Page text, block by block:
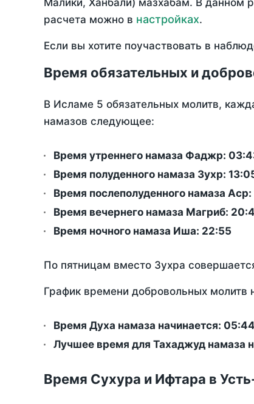
Малики, Ханбали) мазхабам. В данном
расчета можно в настройках.
Если вы хотите поучаствовать в
Время обязательных и
В Исламе 5 обязательных молитв,
намазов следующее:
Время утреннего намаза Фаджр:
Время полуденного намаза Зухр:
Время послеполуденного намаза Аср:
Время вечернего намаза Магриб:
Время ночного намаза Иша: 22:55
По пятницам вместо Зухра
График времени добровольных молитв
Время Духа намаза начинается: 05:44
Лучшее время для Тахаджуд намаза
Время Сухура и Ифтара в